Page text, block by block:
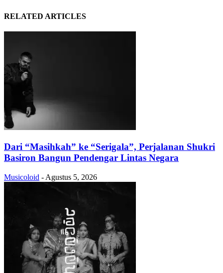
RELATED ARTICLES
Dari “Masihkah” ke “Serigala”, Perjalanan Shukri
Basiron Bangun Pendengar Lintas Negara
Musicoloid - Agustus 5, 2026